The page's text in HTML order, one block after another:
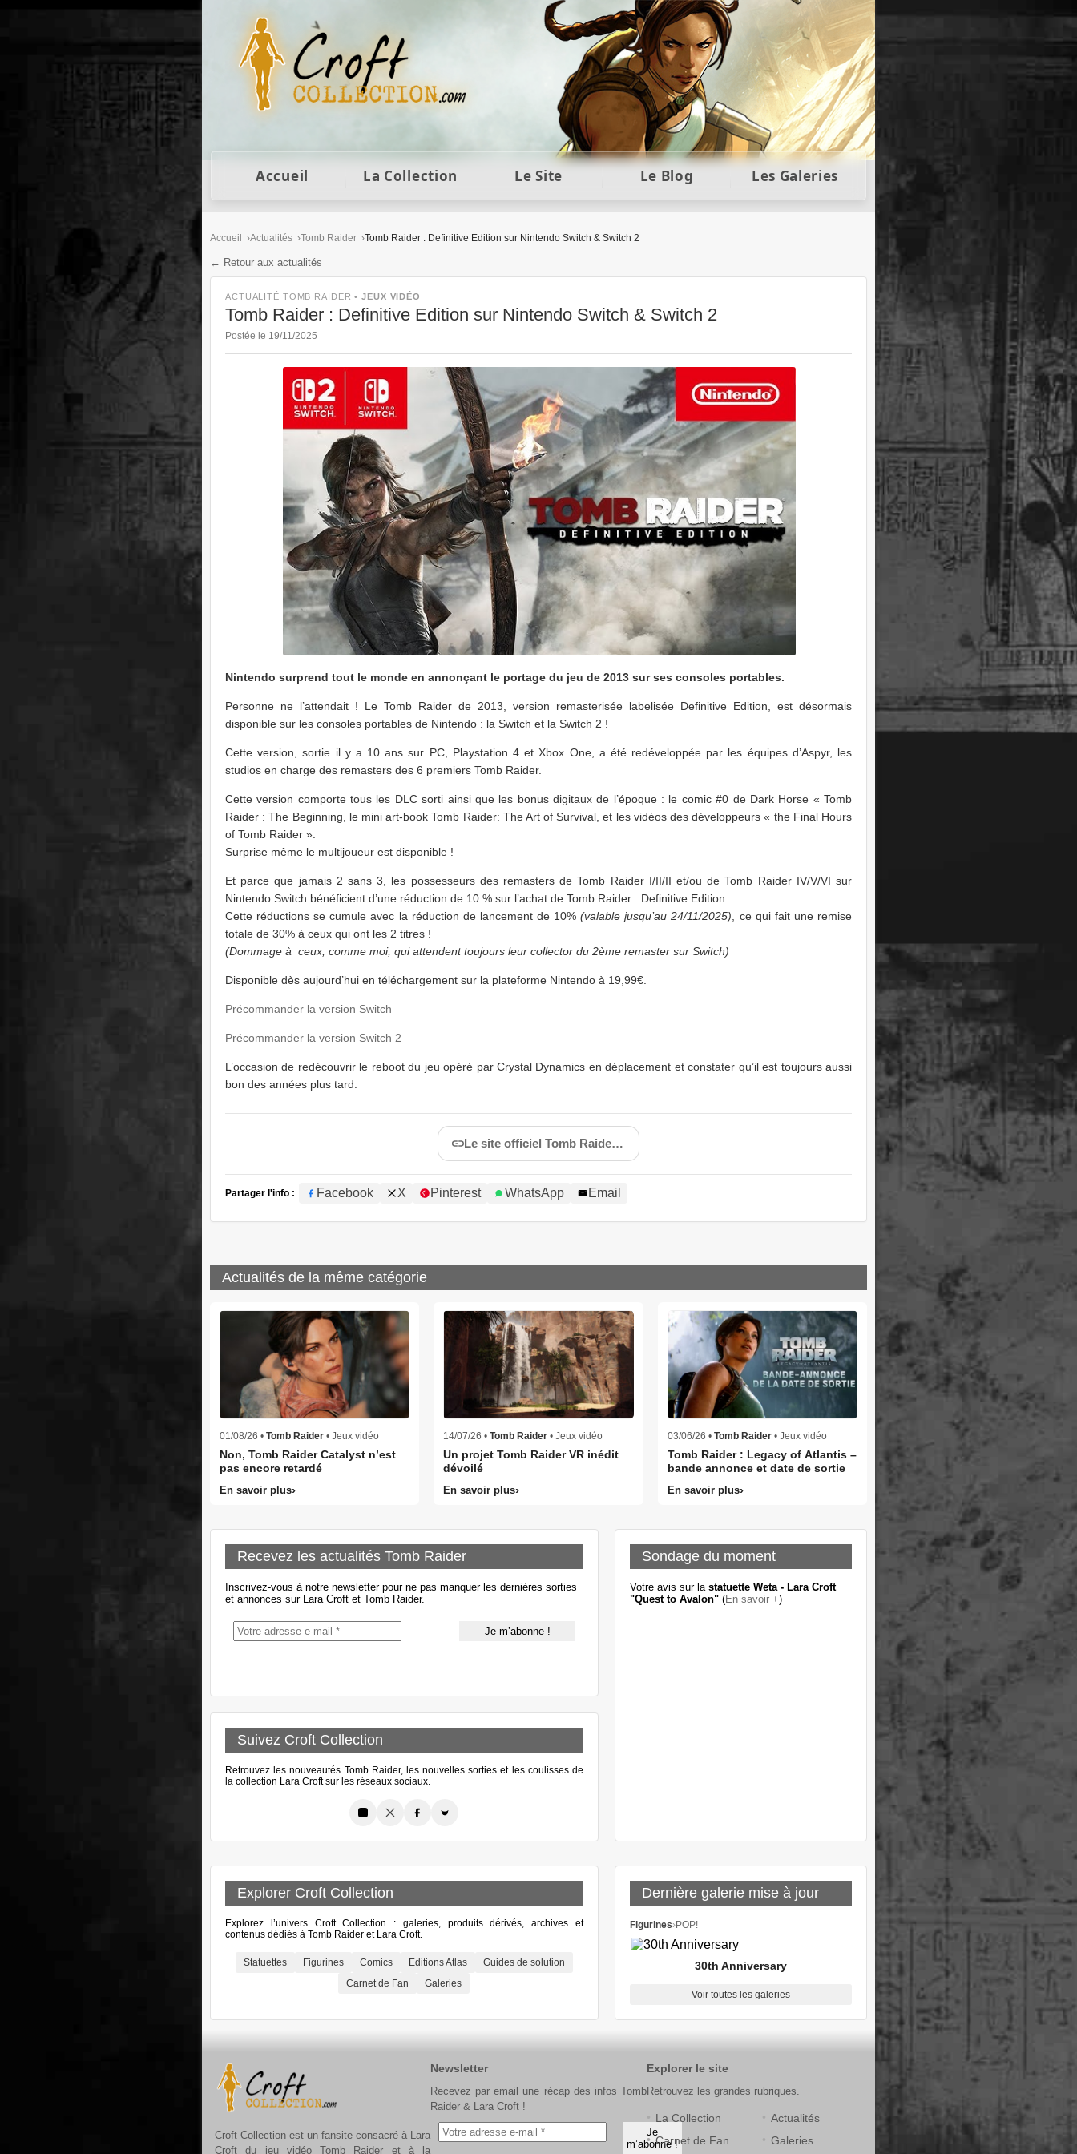
Figurines Lara Croft et collection Tomb Raider : statues, objets et collectors
Accueil La Collection Le Site Le Blog Les Galeries
Accueil Actualités Tomb Raider Tomb Raider : Definitive Edition sur Nintendo Switch & Switch 2
← Retour aux actualités
ACTUALITÉ TOMB RAIDER •JEUX VIDÉO
Tomb Raider : Definitive Edition sur Nintendo Switch & Switch 2
Postée le 19/11/2025
Nintendo surprend tout le monde en annonçant le portage du jeu de 2013 sur ses consoles portables.
Personne ne l’attendait ! Le Tomb Raider de 2013, version remasterisée labelisée Definitive Edition, est désormais
disponible sur les consoles portables de Nintendo : la Switch et la Switch 2 !
Cette version, sortie il y a 10 ans sur PC, Playstation 4 et Xbox One, a été redéveloppée par les équipes d’Aspyr, les
studios en charge des remasters des 6 premiers Tomb Raider.
Cette version comporte tous les DLC sorti ainsi que les bonus digitaux de l’époque : le comic #0 de Dark Horse « Tomb
Raider : The Beginning, le mini art-book Tomb Raider: The Art of Survival, et les vidéos des développeurs « the Final Hours
of Tomb Raider ».
Surprise même le multijoueur est disponible !
Et parce que jamais 2 sans 3, les possesseurs des remasters de Tomb Raider I/II/II et/ou de Tomb Raider IV/V/VI sur
Nintendo Switch bénéficient d’une réduction de 10 % sur l’achat de Tomb Raider : Definitive Edition.
Cette réductions se cumule avec la réduction de lancement de 10%(valable jusqu’au 24/11/2025) , ce qui fait une remise
totale de 30% à ceux qui ont les 2 titres !
(Dommage à ceux, comme moi, qui attendent toujours leur collector du 2ème remaster sur Switch)
Disponible dès aujourd’hui en téléchargement sur la plateforme Nintendo à 19,99€.
Précommander la version Switch
Précommander la version Switch 2
L’occasion de redécouvrir le reboot du jeu opéré par Crystal Dynamics en déplacement et constater qu’il est toujours aussi
bon des années plus tard.
Le site officiel Tomb Raider (EN)
Partager l'info : Facebook X Pinterest WhatsApp Email
Actualités de la même catégorie
01/08/26 • Tomb Raider • Jeux vidéo
Non, Tomb Raider Catalyst n’est
pas encore retardé
En savoir plus
14/07/26 •Tomb Raider • Jeux vidéo
Un projet Tomb Raider VR inédit
dévoilé
En savoir plus
03/06/26 • Tomb Raider• Jeux vidéo
Tomb Raider : Legacy of Atlantis –
bande annonce et date de sortie
En savoir plus
Recevez les actualités Tomb Raider
Inscrivez-vous à notre newsletter pour ne pas manquer les dernières sorties
et annonces sur Lara Croft et Tomb Raider.
Suivez Croft Collection
Retrouvez les nouveautés Tomb Raider, les nouvelles sorties et les coulisses de
la collection Lara Croft sur les réseaux sociaux.
Sondage du moment
Votre avis sur la statuette Weta - Lara Croft
"Quest to Avalon" (En savoir +)
Explorer Croft Collection
Explorez l’univers Croft Collection : galeries, produits dérivés, archives et
contenus dédiés à Tomb Raider et Lara Croft.
Statuettes Figurines Comics Editions Atlas
Guides de solution
Carnet de Fan
Galeries
Dernière galerie mise à jour
Figurines›POP!
30th Anniversary
Voir toutes les galeries
Croft Collection est un fansite consacré à Lara
Croft du jeu vidéo Tomb Raider et à la
Newsletter
Recevez par email une récap des infos Tomb
Raider & Lara Croft !
Explorer le site
Retrouvez les grandes rubriques.
La Collection
Actualités
Carnet de Fan
Galeries